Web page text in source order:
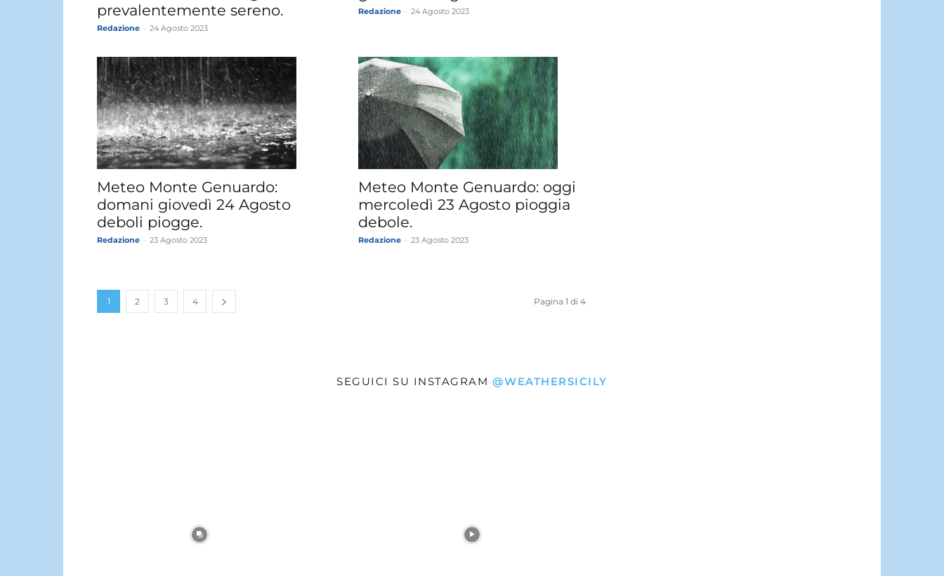
prevalentemente sereno.
Redazione 24 Agosto 2023
Redazione 24 Agosto 2023
Meteo Monte Genuardo:
domani giovedì 24 Agosto
deboli piogge.
Redazione 23 Agosto 2023
Meteo Monte Genuardo: oggi
mercoledì 23 Agosto pioggia
debole.
Redazione 23 Agosto 2023
1 2 3 4 Pagina 1 di 4
SEGUICI SU INSTAGRAM @WEATHERSICILY